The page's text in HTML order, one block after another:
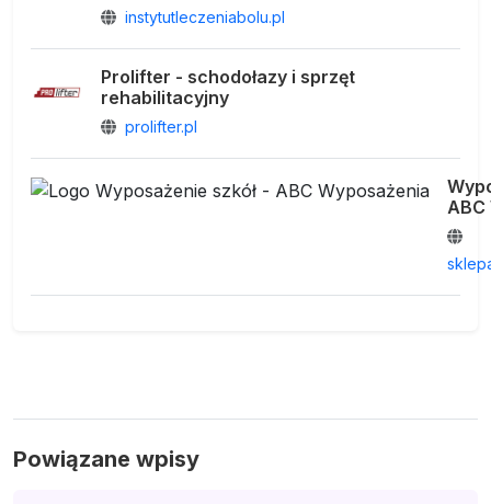
instytutleczeniabolu.pl
Prolifter - schodołazy i sprzęt
rehabilitacyjny
prolifter.pl
Powiązane wpisy